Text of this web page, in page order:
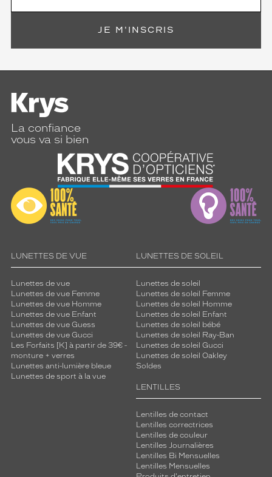
JE M'INSCRIS
La confiance
vous va si bien
LUNETTES DE VUE
Lunettes de vue
Lunettes de vue Femme
Lunettes de vue Homme
Lunettes de vue Enfant
Lunettes de vue Guess
Lunettes de vue Gucci
Les Forfaits [K] à partir de 39€ -
monture + verres
Lunettes anti-lumière bleue
Lunettes de sport à la vue
LUNETTES DE SOLEIL
Lunettes de soleil
Lunettes de soleil Femme
Lunettes de soleil Homme
Lunettes de soleil Enfant
Lunettes de soleil bébé
Lunettes de soleil Ray-Ban
Lunettes de soleil Gucci
Lunettes de soleil Oakley
Soldes
LENTILLES
Lentilles de contact
Lentilles correctrices
Lentilles de couleur
Lentilles Journalières
Lentilles Bi Mensuelles
Lentilles Mensuelles